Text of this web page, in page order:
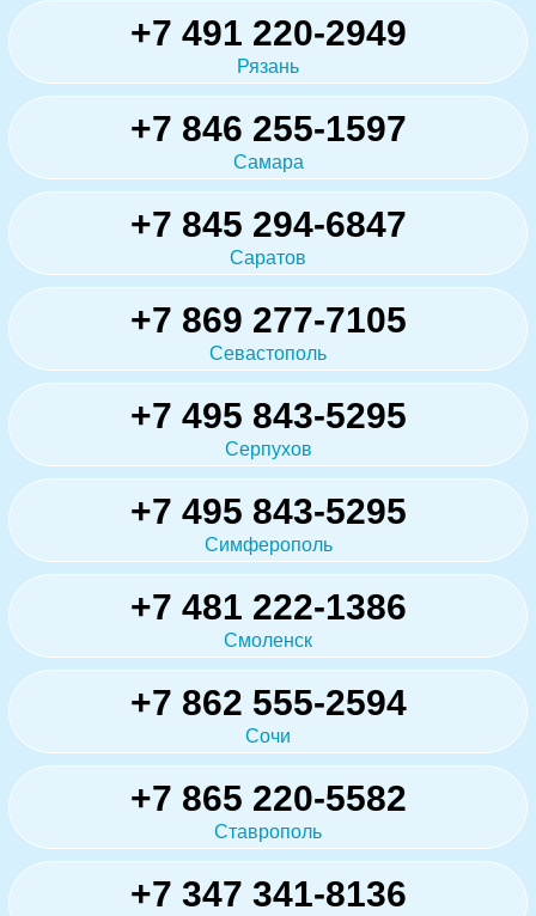
+7 491 220-2949
Рязань
+7 846 255-1597
Самара
+7 845 294-6847
Саратов
+7 869 277-7105
Севастополь
+7 495 843-5295
Серпухов
+7 495 843-5295
Симферополь
+7 481 222-1386
Смоленск
+7 862 555-2594
Сочи
+7 865 220-5582
Ставрополь
+7 347 341-8136